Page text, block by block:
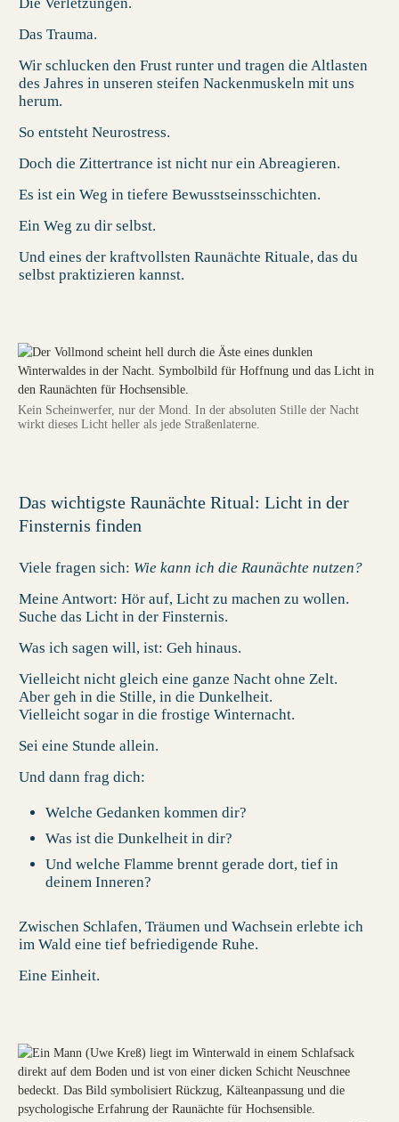
Das Trauma.
Wir schlucken den Frust runter und tragen die Altlasten
des Jahres in unseren steifen Nackenmuskeln mit uns
herum.
So entsteht Neurostress.
Doch die Zittertrance ist nicht nur ein Abreagieren.
Es ist ein Weg in tiefere Bewusstseinsschichten.
Ein Weg zu dir selbst.
Und eines der kraftvollsten Raunächte Rituale, das du
selbst praktizieren kannst.
Kein Scheinwerfer, nur der Mond. In der absoluten Stille der Nacht
wirkt dieses Licht heller als jede Straßenlaterne.
Das wichtigste Raunächte Ritual: Licht in der
Finsternis finden
Viele fragen sich: Wie kann ich die Raunächte nutzen?
Meine Antwort: Hör auf, Licht zu machen zu wollen.
Suche das Licht in der Finsternis.
Was ich sagen will, ist: Geh hinaus.
Vielleicht nicht gleich eine ganze Nacht ohne Zelt.
Aber geh in die Stille, in die Dunkelheit.
Vielleicht sogar in die frostige Winternacht.
Sei eine Stunde allein.
Und dann frag dich:
Welche Gedanken kommen dir?
Was ist die Dunkelheit in dir?
Und welche Flamme brennt gerade dort, tief in
deinem Inneren?
Zwischen Schlafen, Träumen und Wachsein erlebte ich
im Wald eine tief befriedigende Ruhe.
Eine Einheit.